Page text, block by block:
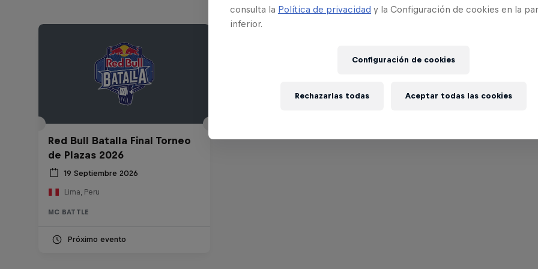
Red Bull Batalla Final Torneo
de Plazas 2026
19 Septiembre 2026
Lima, Peru
MC BATTLE
Próximo evento
consulta la Política de privacidad y la Configuración de cookies en la
inferior.
Configuración de cookies
Rechazarlas todas Aceptar todas las cookies